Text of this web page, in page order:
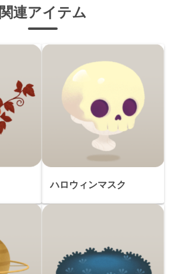
関連アイテム
ハロウィンマスク